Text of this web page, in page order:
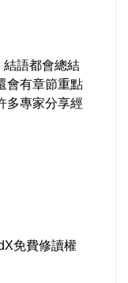
結語都會總結
會有章節重點
多專家分享經
免費修讀權